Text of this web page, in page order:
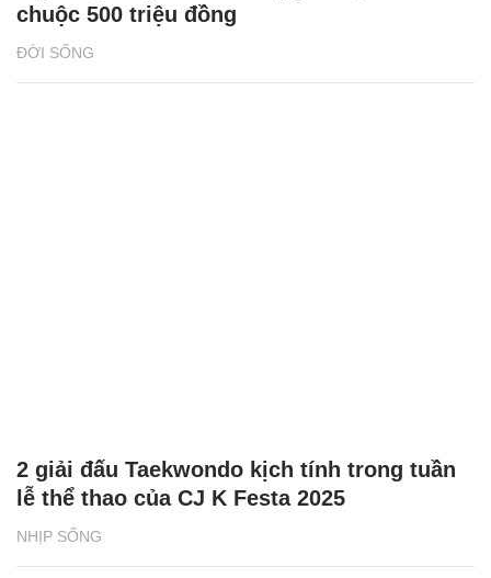
ĐỜI SỐNG
chuộc 500 triệu đồng
NHỊP SỐNG
2 giải đấu Taekwondo kịch tính trong tuần
lễ thể thao của CJ K Festa 2025